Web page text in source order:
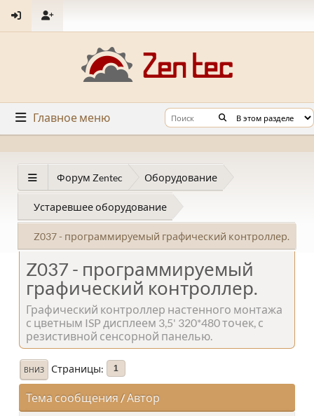
Главное меню
Форум Zentec Оборудование
Устаревшее оборудование
Z037 - программируемый графический контроллер.
Z037 - программируемый
графический контроллер.
Графический контроллер настенного монтажа
с цветным ISP дисплеем 3,5' 320*480 точек, с
резистивной сенсорной панелью.
ВНИЗ Страницы 1
Тема сообщения / Автор